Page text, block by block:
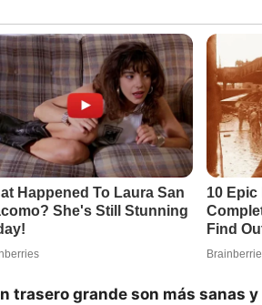
trasero grande son más sanas